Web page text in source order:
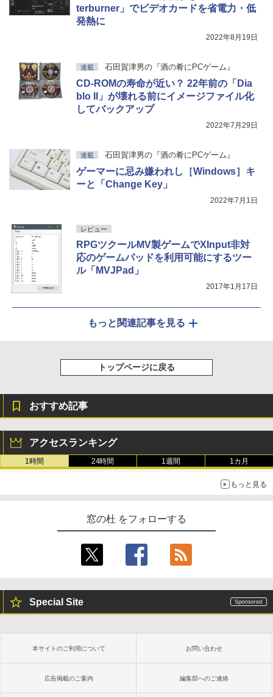
terburner」でビデオカードを省電力・低
発熱に
2022年8月19日
連載 石田賀津男の『酒の肴にPCゲーム』
CD-ROMの寿命が近い？ 22年前の「Dia
blo II」が壊れる前にイメージファイル化
してバックアップ
2022年7月29日
連載 石田賀津男の『酒の肴にPCゲーム』
ゲーマーに忌み嫌われし［Windows］キ
ーと「Change Key」
2022年7月1日
レビュー
RPGツクールMV製ゲームでXInput非対
応のゲームパッドを利用可能にするツー
ル「MVJPad」
2017年1月17日
もっと関連記事を見る
トップページに戻る
おすすめ記事
アクセスランキング
1時間 24時間 1週間 1カ月
もっと見る
窓の杜 をフォローする
Special Site
本サイトのご利用について お問い合わせ
広告掲載のご案内 編集部へのご連絡